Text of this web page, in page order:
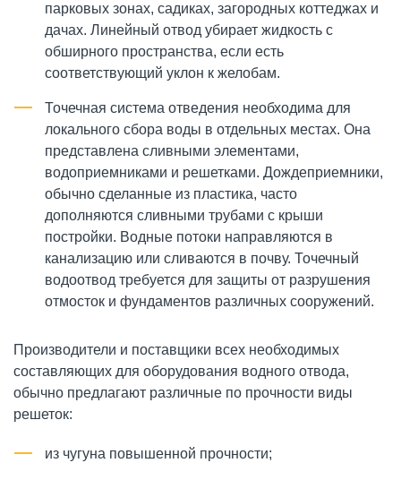
парковых зонах, садиках, загородных коттеджах и
дачах. Линейный отвод убирает жидкость с
обширного пространства, если есть
соответствующий уклон к желобам.
Точечная система отведения необходима для
локального сбора воды в отдельных местах. Она
представлена сливными элементами,
водоприемниками и решетками. Дождеприемники,
обычно сделанные из пластика, часто
дополняются сливными трубами с крыши
постройки. Водные потоки направляются в
канализацию или сливаются в почву. Точечный
водоотвод требуется для защиты от разрушения
отмосток и фундаментов различных сооружений.
Производители и поставщики всех необходимых
составляющих для оборудования водного отвода,
обычно предлагают различные по прочности виды
решеток:
из чугуна повышенной прочности;